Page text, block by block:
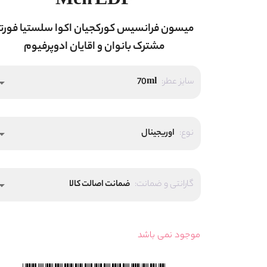
میسون فرانسیس کورکجیان اکوا سلستیا
مشترک بانوان و اقایان ادوپرفیوم
سایز عطر: 70ml
نوع: اوریجینال
گارانتی و ضمانت: ضمانت اصالت کالا
موجود نمی باشد